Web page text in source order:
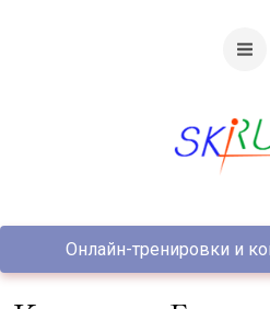
Онлайн-тренировки и